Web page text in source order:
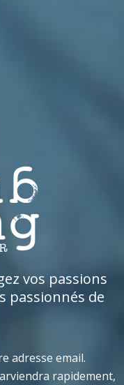
vos passions
passionnés de
adresse email.
rapidement,